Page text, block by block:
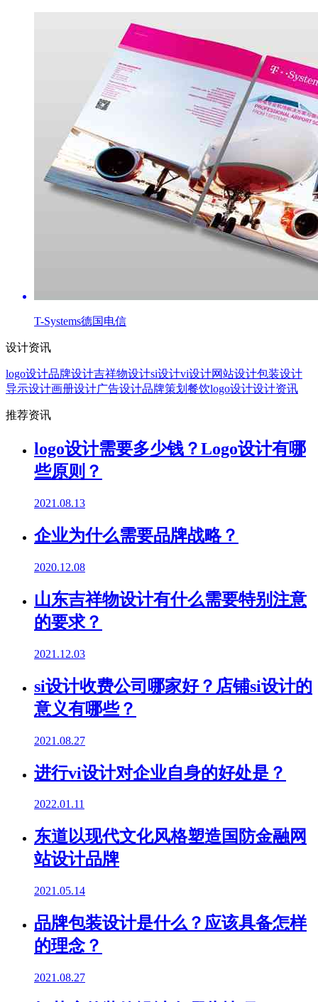
T-Systems德国电信
设计资讯
logo设计品牌设计吉祥物设计si设计vi设计网站设计包装设计
导示设计画册设计广告设计品牌策划 餐饮logo设计设计资讯
推荐资讯
logo设计需要多少钱？Logo设计有哪
些原则？
2021.08.13
企业为什么需要品牌战略？
2020.12.08
山东吉祥物设计有什么需要特别注意
的要求？
2021.12.03
si设计收费公司哪家好？店铺si设计的
意义有哪些？
2021.08.27
进行vi设计对企业自身的好处是？
2022.01.11
东道以现代文化风格塑造国防金融网
站设计品牌
2021.05.14
品牌包装设计是什么？应该具备怎样
的理念？
2021.08.27